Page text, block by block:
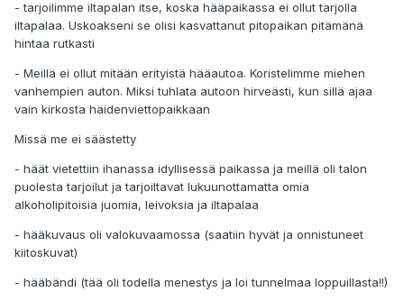
- tarjoilimme iltapalan itse, koska hääpaikassa ei ollut tarjolla
iltapalaa. Uskoakseni se olisi kasvattanut pitopaikan pitämänä
hintaa rutkasti
- Meillä ei ollut mitään erityistä hääautoa. Koristelimme miehen
vanhempien auton. Miksi tuhlata autoon hirveästi, kun sillä ajaa
vain kirkosta häidenviettopaikkaan
Missä me ei säästetty
- häät vietettiin ihanassa idyllisessä paikassa ja meillä oli talon
puolesta tarjoilut ja tarjoiltavat lukuunottamatta omia
alkoholipitoisia juomia, leivoksia ja iltapalaa
- hääkuvaus oli valokuvaamossa (saatiin hyvät ja onnistuneet
kiitoskuvat)
- hääbändi (tää oli todella menestys ja loi tunnelmaa loppuillasta!!)